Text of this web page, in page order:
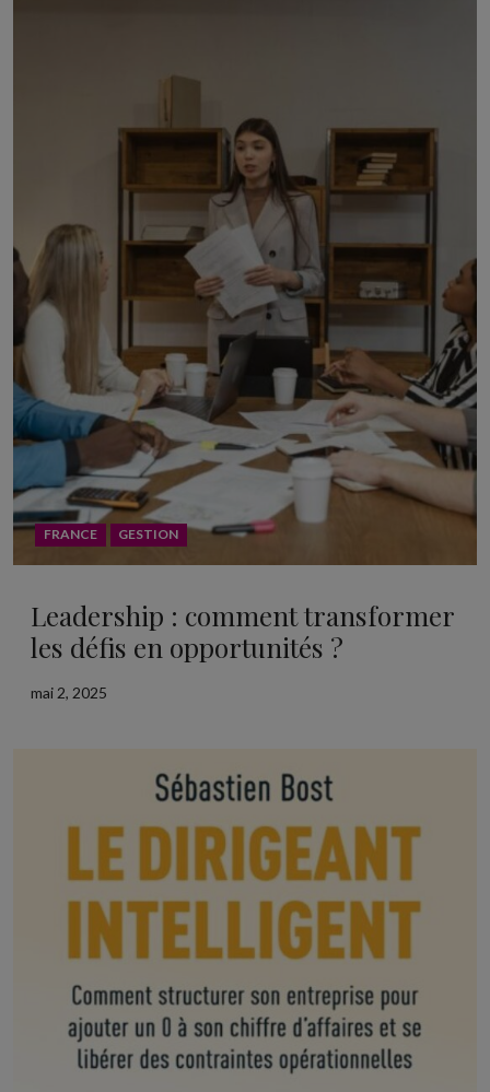
FRANCE GESTION
Leadership : comment transformer
les défis en opportunités ?
mai 2, 2025